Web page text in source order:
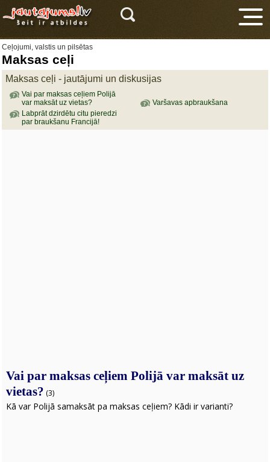
Ceļojumi, valstis un pilsētas
Maksas ceļi
Maksas ceļi - jautājumi un diskusijas
Vai par maksas ceļiem Polijā
var maksāt uz vietas?
Varšavas apbraukšana
Labprāt dzirdētu citu pieredzi
par braukšanu Francijā!
Vai par maksas ceļiem Polijā var maksāt uz
vietas? (3)
Kā var Polijā samaksāt pa maksas ceļiem? Kādi ir varianti?